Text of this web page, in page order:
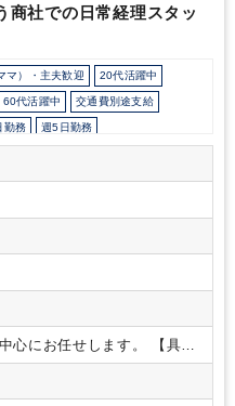
商社での日常経理スタッ
マ）・主夫歓迎 20代活躍中
60代活躍中 交通費別途支給
勤務 週5日勤務
社OK 1日5時間以内でもOK
ルーティンワークがメイン
心にお任せします。
【具体
理・銀行入出金処理、残高